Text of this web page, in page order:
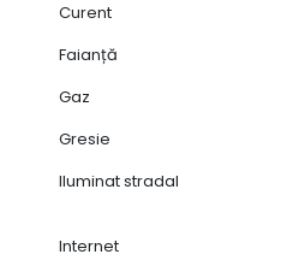
Curent
Faianță
Gaz
Gresie
Iluminat stradal
Internet